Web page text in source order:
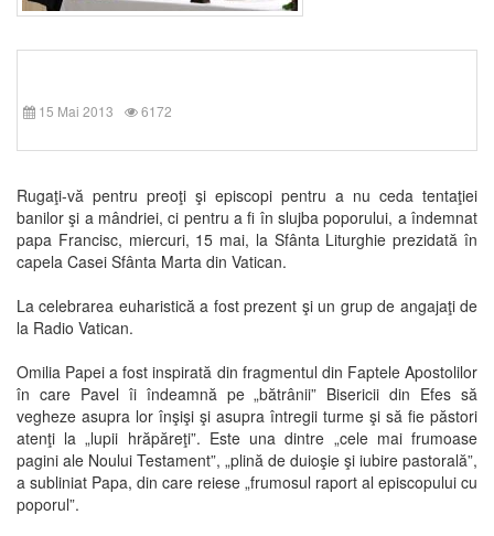
15 Mai 2013 6172
Rugaţi-vă pentru preoţi şi episcopi pentru a nu ceda tentaţiei
banilor şi a mândriei, ci pentru a fi în slujba poporului, a îndemnat
papa Francisc, miercuri, 15 mai, la Sfânta Liturghie prezidată în
capela Casei Sfânta Marta din Vatican.
La celebrarea euharistică a fost prezent şi un grup de angajaţi de
la Radio Vatican.
Omilia Papei a fost inspirată din fragmentul din Faptele Apostolilor
în care Pavel îi îndeamnă pe „bătrânii” Bisericii din Efes să
vegheze asupra lor înşişi şi asupra întregii turme şi să fie păstori
atenţi la „lupii hrăpăreţi”. Este una dintre „cele mai frumoase
pagini ale Noului Testament”, „plină de duioşie şi iubire pastorală”,
a subliniat Papa, din care reiese „frumosul raport al episcopului cu
poporul”.